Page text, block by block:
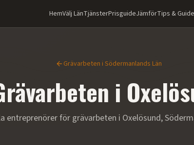
HemVälj LänTjänsterPrisguideJämförTips &
Grävarbeten i Södermanlands Län
i
entreprenörer förgrävarbeten i Oxelösund,